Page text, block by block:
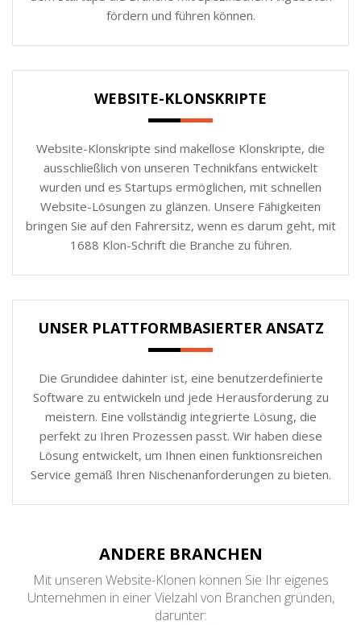
fördern und führen können.
WEBSITE-KLONSKRIPTE
Website-Klonskripte sind makellose Klonskripte, die
ausschließlich von unseren Technikfans entwickelt
wurden und es Startups ermöglichen, mit schnellen
Website-Lösungen zu glänzen. Unsere Fähigkeiten
bringen Sie auf den Fahrersitz, wenn es darum geht, mit
1688 Klon-Schrift die Branche zu führen.
UNSER PLATTFORMBASIERTER ANSATZ
Die Grundidee dahinter ist, eine benutzerdefinierte
Software zu entwickeln und jede Herausforderung zu
meistern. Eine vollständig integrierte Lösung, die
perfekt zu Ihren Prozessen passt. Wir haben diese
Lösung entwickelt, um Ihnen einen funktionsreichen
Service gemäß Ihren Nischenanforderungen zu bieten.
ANDERE BRANCHEN
Mit unseren Website-Klonen können Sie Ihr eigenes
Unternehmen in einer Vielzahl von Branchen gründen,
darunter: